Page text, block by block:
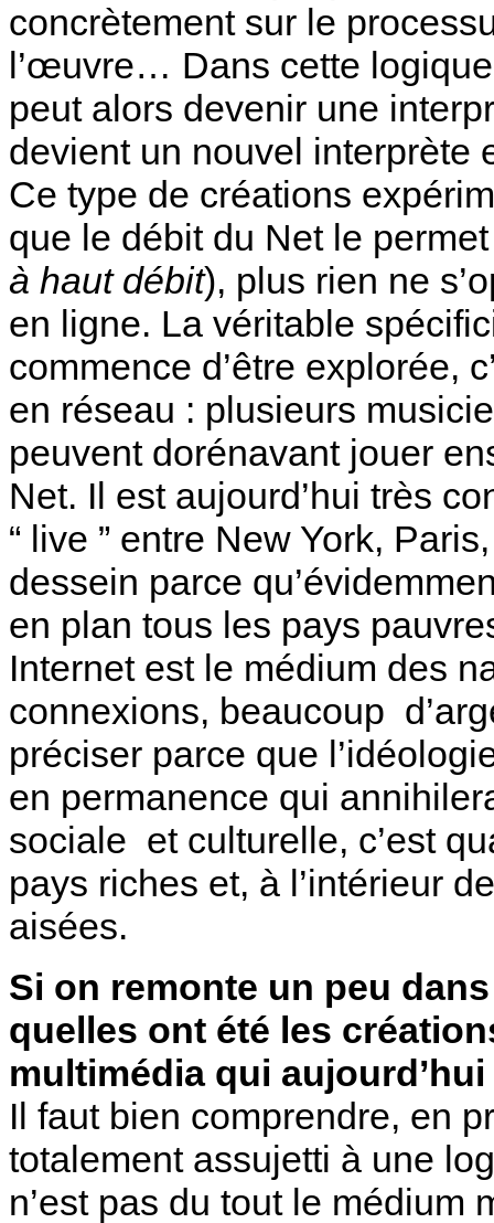
concrètement sur le
l’œuvre… Dans cette
peut alors devenir une
devient un nouvel
Ce type de créations
que le débit du Net le
à haut débit), plus rien ne
en ligne. La véritable
commence d’être explorée,
en réseau : plusieurs
peuvent dorénavant jouer
Net. Il est aujourd’hui très
“ live ” entre New York,
dessein parce
en plan tous les pays
Internet est le médium des
connexions, beaucoup
préciser parce que
en permanence qui
sociale et culturelle, c’est
pays riches et, à l’intérieur
aisées.
Si on remonte un peu
quelles ont été les
multimédia qui
Il faut bien comprendre, en
totalement assujetti à une
n’est pas du tout le médium